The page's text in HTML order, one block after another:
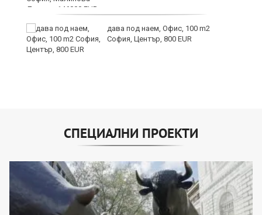
дава под наем, Офис, 100 m2
София, Център, 800 EUR
СПЕЦИАЛНИ ПРОЕКТИ